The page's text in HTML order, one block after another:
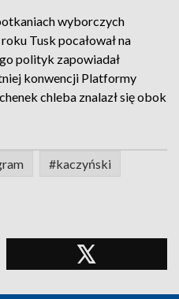
wyborczych
Tusk pocałował na
polityk zapowiadał
konwencji Platformy
chleba znalazł się obok
#kaczyński